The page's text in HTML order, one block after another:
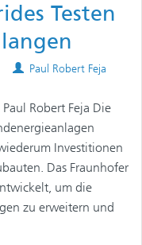
Testen
Authors
Paul Robert Feja
Robert Feja Die
Investitionen
Das Fraunhofer
um die
zu erweitern und